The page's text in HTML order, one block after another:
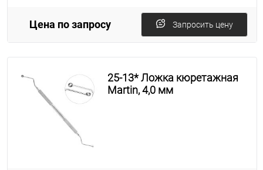
Цена по запросу Запросить цену
25-13* Ложка кюретажная
Martin, 4,0 мм